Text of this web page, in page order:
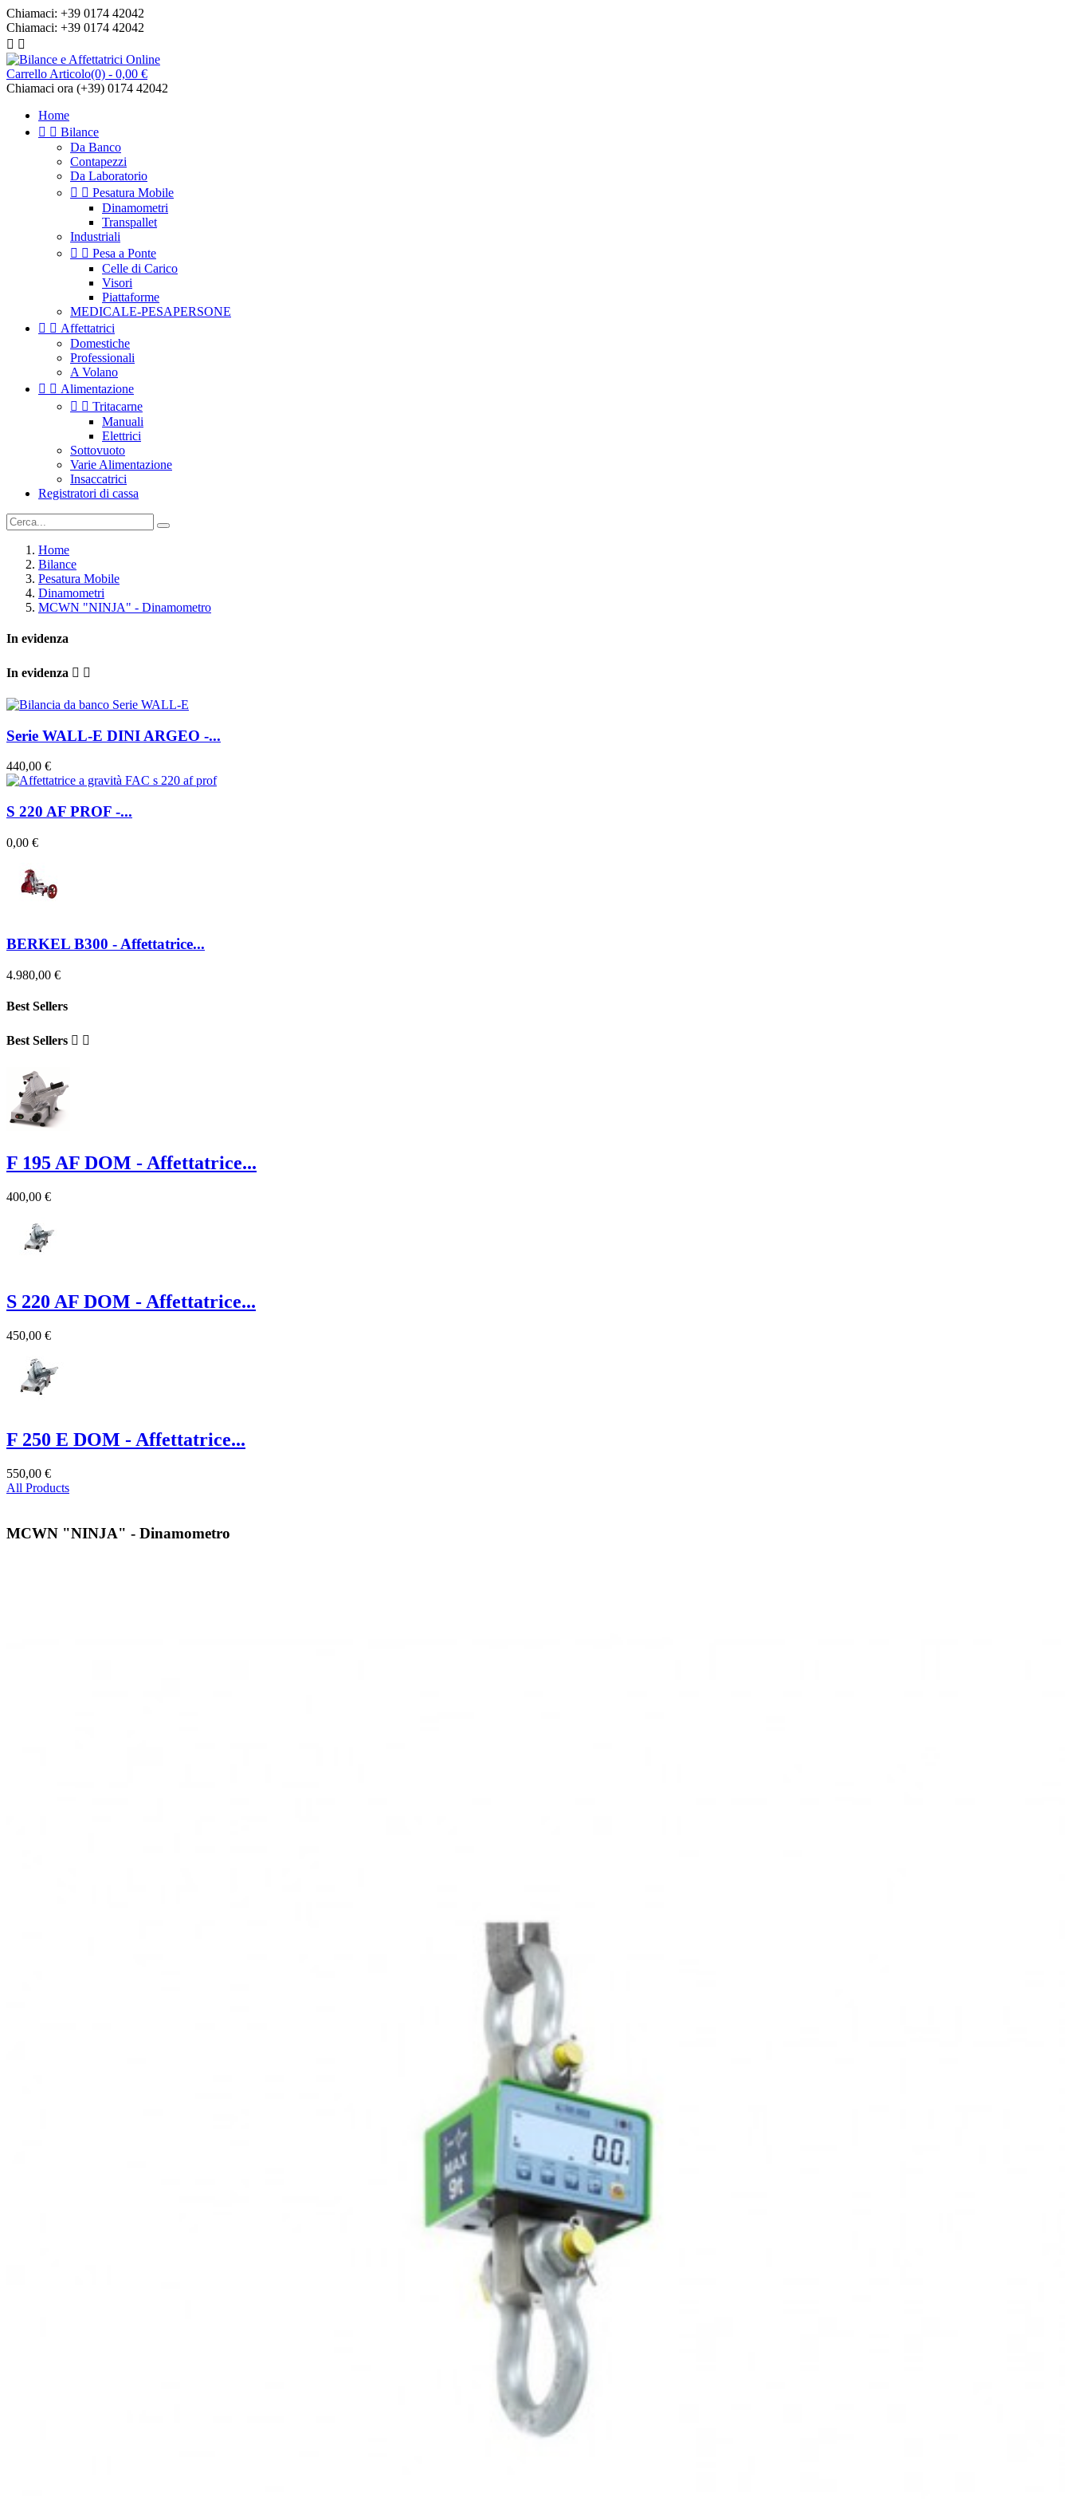
Chiamaci: +39 0174 42042
Chiamaci: +39 0174 42042
 
Carrello Articolo(0) - 0,00 €
Chiamaci ora (+39) 0174 42042
Home
  Bilance
Da Banco
Contapezzi
Da Laboratorio
  Pesatura Mobile
Dinamometri
Transpallet
Industriali
  Pesa a Ponte
Celle di Carico
Visori
Piattaforme
MEDICALE-PESAPERSONE
  Affettatrici
Domestiche
Professionali
A Volano
  Alimentazione
  Tritacarne
Manuali
Elettrici
Sottovuoto
Varie Alimentazione
Insaccatrici
Registratori di cassa
Home
Bilance
Pesatura Mobile
Dinamometri
MCWN "NINJA" - Dinamometro
In evidenza
In evidenza  
Serie WALL-E DINI ARGEO -...
440,00 €
S 220 AF PROF -...
0,00 €
BERKEL B300 - Affettatrice...
4.980,00 €
Best Sellers
Best Sellers  
F 195 AF DOM - Affettatrice...
400,00 €
S 220 AF DOM - Affettatrice...
450,00 €
F 250 E DOM - Affettatrice...
550,00 €
All Products
MCWN "NINJA" - Dinamometro